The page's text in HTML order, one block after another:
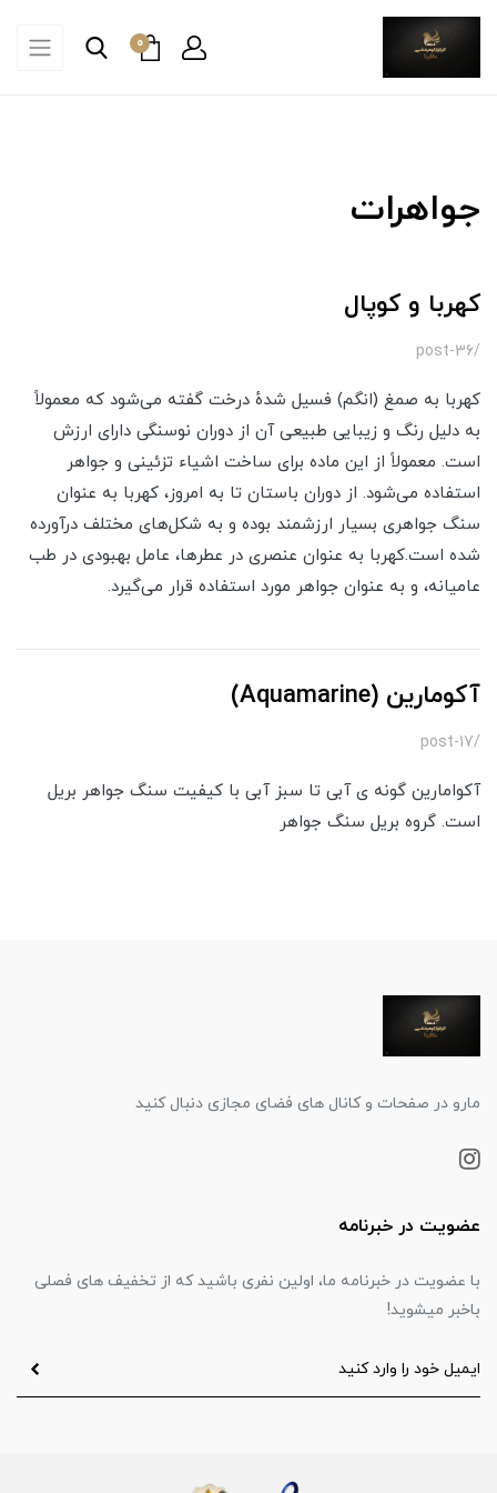
0
جواهرات
کهربا و کوپال
/post-36
کهربا به صمغ (انگم) فسیل شدهٔ درخت گفته می‌شود که معمولاً
به دلیل رنگ و زیبایی طبیعی آن از دوران نوسنگی دارای ارزش
است. معمولاً از این ماده برای ساخت اشیاء تزئینی و جواهر
استفاده می‌شود. از دوران باستان تا به امروز، کهربا به عنوان
سنگ جواهری بسیار ارزشمند بوده و به شکل‌های مختلف درآورده
شده است.کهربا به عنوان عنصری در عطرها، عامل بهبودی در طب
عامیانه، و به عنوان جواهر مورد استفاده قرار می‌گیرد.
آکومارین (Aquamarine)
/post-17
آکوامارین گونه ی آبی تا سبز آبی با کیفیت سنگ جواهر بریل
است. گروه بریل سنگ جواهر
مارو در صفحات و کانال های فضای مجازی دنبال کنید
عضویت در خبرنامه
با عضویت در خبرنامه ما، اولین نفری باشید که از تخفیف های فصلی
باخبر میشوید!